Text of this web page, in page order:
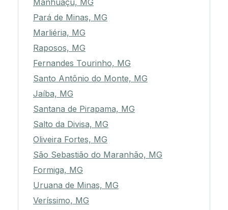
Manhuaçu, MG
Pará de Minas, MG
Marliéria, MG
Raposos, MG
Fernandes Tourinho, MG
Santo Antônio do Monte, MG
Jaíba, MG
Santana de Pirapama, MG
Salto da Divisa, MG
Oliveira Fortes, MG
São Sebastião do Maranhão, MG
Formiga, MG
Uruana de Minas, MG
Veríssimo, MG